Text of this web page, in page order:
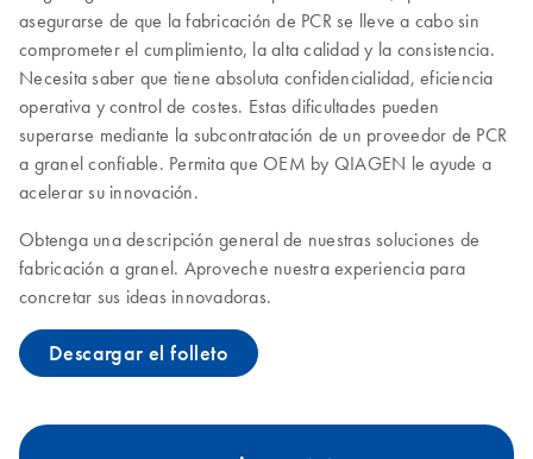
asegurarse de que la fabricación de PCR se lleve a cabo sin
comprometer el cumplimiento, la alta calidad y la consistencia.
Necesita saber que tiene absoluta confidencialidad, eficiencia
operativa y control de costes. Estas dificultades pueden
superarse mediante la subcontratación de un proveedor de PCR
a granel confiable. Permita que OEM by QIAGEN le ayude a
acelerar su innovación.
Obtenga una descripción general de nuestras soluciones de
fabricación a granel. Aproveche nuestra experiencia para
concretar sus ideas innovadoras.
Descargar el folleto